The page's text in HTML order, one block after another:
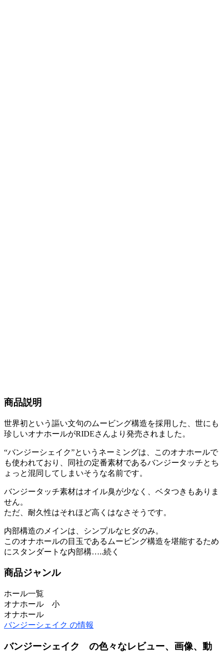
商品説明
世界初という謳い文句のムービング構造を採用した、世にも
珍しいオナホールがRIDEさんより発売されました。
“バンジーシェイク”というネーミングは、このオナホールで
も使われており、同社の定番素材であるバンジータッチとち
ょっと混同してしまいそうな名前です。
バンジータッチ素材はオイル臭が少なく、ベタつきもありま
せん。
ただ、耐久性はそれほど高くはなさそうです。
内部構造のメインは、シンプルなヒダのみ。
このオナホールの目玉であるムービング構造を堪能するため
にスタンダートな内部構…..続く
商品ジャンル
ホール一覧
オナホール 小
オナホール
バンジーシェイク の情報
バンジーシェイク の色々なレビュー、画像、動